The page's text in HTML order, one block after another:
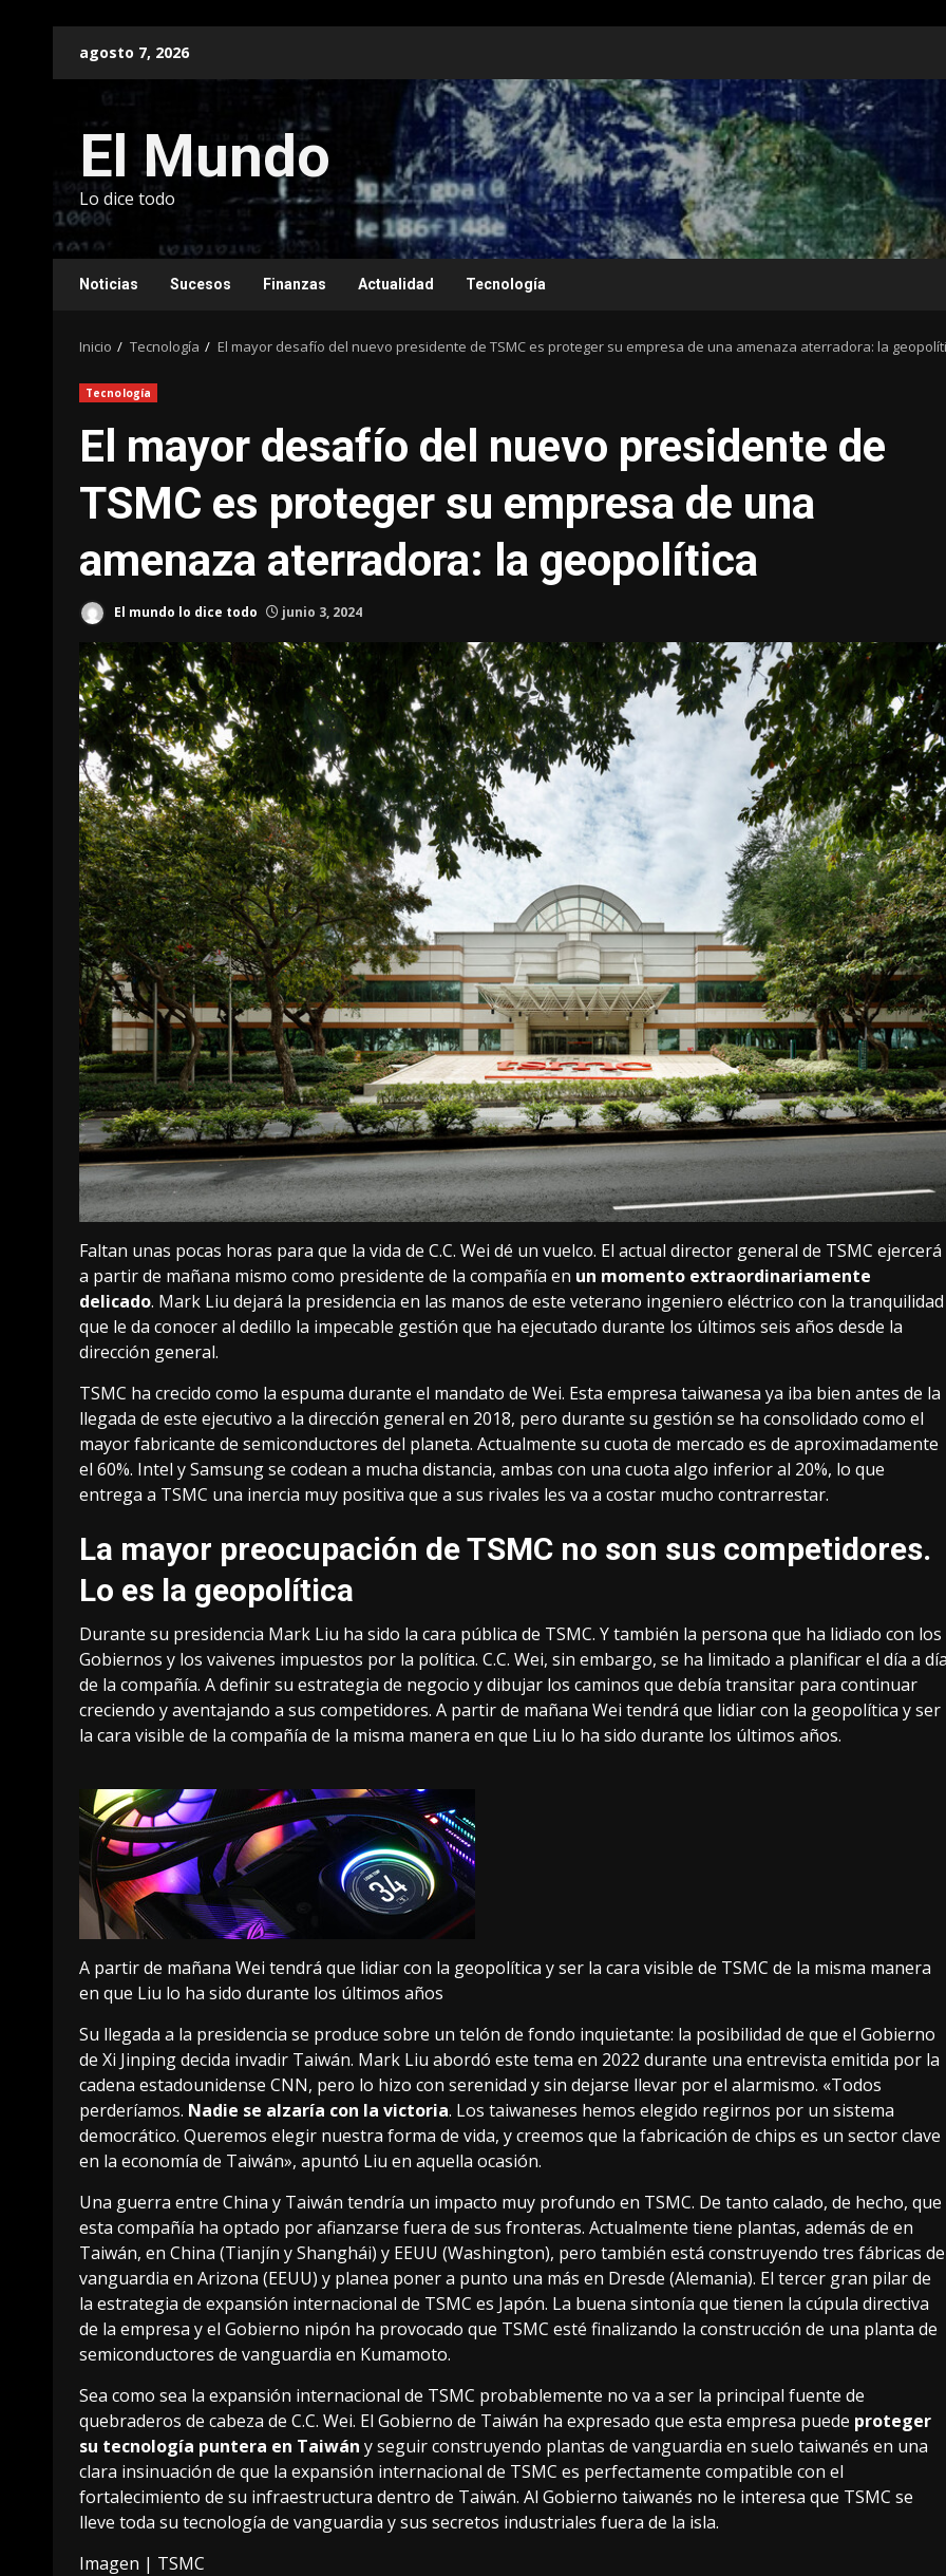
agosto 7, 2026
El Mundo
Lo dice todo
Noticias Sucesos Finanzas Actualidad Tecnología
Inicio Tecnología El mayor desafío del nuevo presidente de TSMC es proteger su empresa de una amenaza aterradora: la
Tecnología
El mayor desafío del nuevo presidente de
TSMC es proteger su empresa de una
amenaza aterradora: la geopolítica
El mundo lo dice todo junio 3, 2024
Faltan unas pocas horas para que la vida de C.C. Wei dé un vuelco. El actual director general de TSMC ejercerá
a partir de mañana mismo como presidente de la compañía en un momento extraordinariamente
delicado. Mark Liu dejará la presidencia en las manos de este veterano ingeniero eléctrico con la tranquilidad
que le da conocer al dedillo la impecable gestión que ha ejecutado durante los últimos seis años desde la
dirección general.
TSMC ha crecido como la espuma durante el mandato de Wei. Esta empresa taiwanesa ya iba bien antes de la
llegada de este ejecutivo a la dirección general en 2018, pero durante su gestión se ha consolidado como el
mayor fabricante de semiconductores del planeta. Actualmente su cuota de mercado es de aproximadamente
el 60%. Intel y Samsung se codean a mucha distancia, ambas con una cuota algo inferior al 20%, lo que
entrega a TSMC una inercia muy positiva que a sus rivales les va a costar mucho contrarrestar.
La mayor preocupación de TSMC no son sus competidores.
Lo es la geopolítica
Durante su presidencia Mark Liu ha sido la cara pública de TSMC. Y también la persona que ha lidiado con los
Gobiernos y los vaivenes impuestos por la política. C.C. Wei, sin embargo, se ha limitado a planificar el día a
de la compañía. A definir su estrategia de negocio y dibujar los caminos que debía transitar para continuar
creciendo y aventajando a sus competidores. A partir de mañana Wei tendrá que lidiar con la geopolítica y ser
la cara visible de la compañía de la misma manera en que Liu lo ha sido durante los últimos años.
A partir de mañana Wei tendrá que lidiar con la geopolítica y ser la cara visible de TSMC de la misma manera
en que Liu lo ha sido durante los últimos años
Su llegada a la presidencia se produce sobre un telón de fondo inquietante: la posibilidad de que el Gobierno
de Xi Jinpingdecida invadir Taiwán. Mark Liu abordó este tema en 2022 durante una entrevista emitida por la
cadena estadounidense CNN, pero lo hizo con serenidad y sin dejarse llevar por el alarmismo. «Todos
perderíamos. Nadie se alzaría con la victoria. Los taiwaneses hemos elegido regirnos por un sistema
democrático. Queremos elegir nuestra forma de vida, y creemos que la fabricación de chips es un sector clave
en la economía de Taiwán», apuntó Liu en aquella ocasión.
Una guerra entre China y Taiwán tendría un impacto muy profundo en TSMC. De tanto calado, de hecho, que
esta compañía ha optado por afianzarse fuera de sus fronteras. Actualmente tiene plantas, además de en
Taiwán, en China (Tianjín y Shanghái) y EEUU (Washington), pero también está construyendo tres fábricas de
vanguardia en Arizona (EEUU) y planea poner a punto una más en Dresde (Alemania). El tercer gran pilar de
la estrategia de expansión internacional de TSMC es Japón. La buena sintonía que tienen la cúpula directiva
de la empresa y el Gobierno nipón ha provocado que TSMC esté finalizando la construcción de una planta de
semiconductores de vanguardia en Kumamoto.
Sea como sea la expansión internacional de TSMC probablemente no va a ser la principal fuente de
quebraderos de cabeza de C.C. Wei. El Gobierno de Taiwán ha expresado que esta empresa puede proteger
su tecnología puntera en Taiwán y seguir construyendo plantas de vanguardia en suelo taiwanés en una
clara insinuación de que la expansión internacional de TSMC es perfectamente compatible con el
fortalecimiento de su infraestructura dentro de Taiwán. Al Gobierno taiwanés no le interesa que TSMC se
lleve toda su tecnología de vanguardia y sus secretos industriales fuera de la isla.
Imagen | TSMC